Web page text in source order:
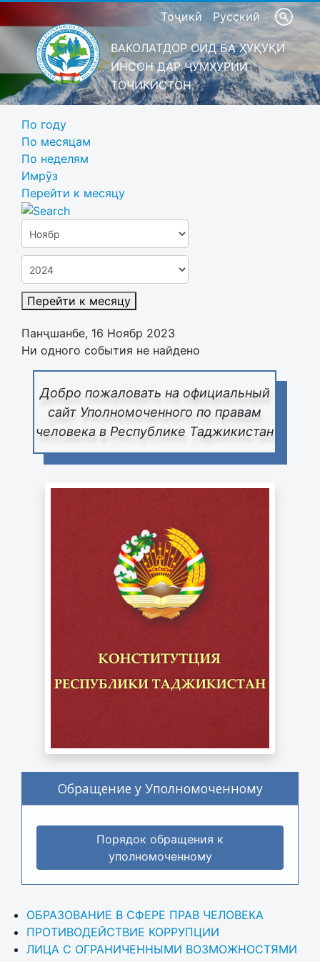
Тоҷикӣ Русский
ВАКОЛАТДОР ОИД БА ҲУҚУҚИ
ИНСОН ДАР ҶУМҲУРИИ
ТОҶИКИСТОН
Добро пожаловать на официальный
сайт Уполномоченного по правам
человека в Республике Таджикистан
Обращение у Уполномоченному
Порядок обращения к
уполномоченному
ОБРАЗОВАНИЕ В СФЕРЕ ПРАВ ЧЕЛОВЕКА
ПРОТИВОДЕЙСТВИЕ КОРРУПЦИИ
ЛИЦА С ОГРАНИЧЕННЫМИ ВОЗМОЖНОСТЯМИ
По году
По месяцам
По неделям
Имрӯз
Перейти к месяцу
Перейти к месяцу
Панҷшанбе, 16 Ноябр 2023
Ни одного события не найдено